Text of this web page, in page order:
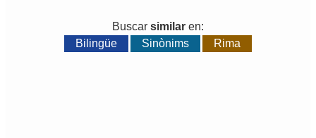
Buscar similar en:
Bilingüe
Sinònims Rima